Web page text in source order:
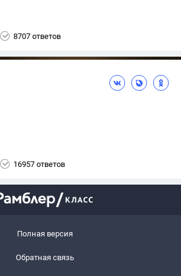
8707 ответов
16957 ответов
Полная версия
Обратная связь